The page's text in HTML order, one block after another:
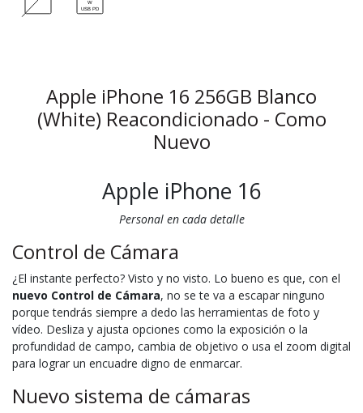
Apple iPhone 16 256GB Blanco
(White) Reacondicionado - Como
Nuevo
Apple iPhone 16
Personal en cada detalle
Control de Cámara
¿El instante perfecto? Visto y no visto. Lo bueno es que, con el
nuevo Control de Cámara, no se te va a escapar ninguno
porque tendrás siempre a dedo las herramientas de foto y
vídeo. Desliza y ajusta opciones como la exposición o la
profundidad de campo, cambia de objetivo o usa el zoom digital
para lograr un encuadre digno de enmarcar.
Nuevo sistema de cámaras